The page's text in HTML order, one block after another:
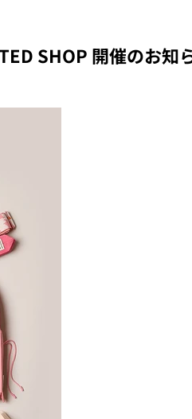
SHOP 開催のお知